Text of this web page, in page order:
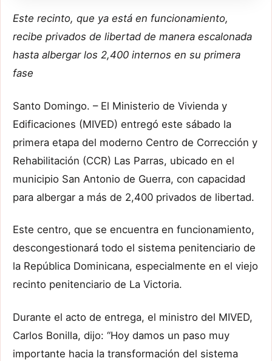
Este recinto, que ya está en funcionamiento,
recibe privados de libertad de manera escalonada
hasta albergar los 2,400 internos en su primera
fase
Santo Domingo. – El Ministerio de Vivienda y
Edificaciones (MIVED) entregó este sábado la
primera etapa del moderno Centro de Corrección y
Rehabilitación (CCR) Las Parras, ubicado en el
municipio San Antonio de Guerra, con capacidad
para albergar a más de 2,400 privados de libertad.
Este centro, que se encuentra en funcionamiento,
descongestionará todo el sistema penitenciario de
la República Dominicana, especialmente en el viejo
recinto penitenciario de La Victoria.
Durante el acto de entrega, el ministro del MIVED,
Carlos Bonilla, dijo: “Hoy damos un paso muy
importante hacia la transformación del sistema